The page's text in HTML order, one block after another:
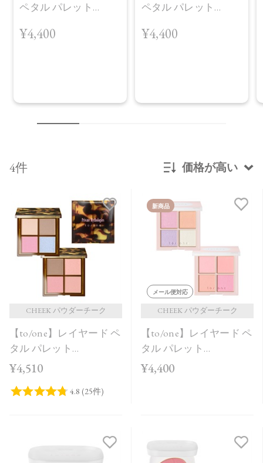
ペタル パレット
AW Collection＞EX04
¥4,400
ペタル パレット
AW Collection＞EX03
¥4,400
4件 価格が高い
価格が安い
レビューが多い順
レビュー評価が高い順
人気順
CHEEK パウダーチーク
【to/one】レイヤード ペ
タル パレット
［EX01,EX02］＜限定品
¥4,510
新商品
メール便対応
CHEEK パウダーチーク
【to/one】レイヤード ペ
タル パレット
［EX03,EX04］＜2026
¥4,400